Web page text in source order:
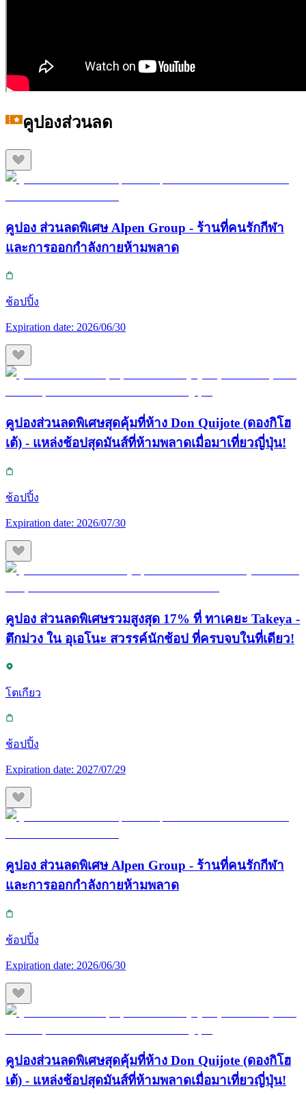
คูปองส่วนลด
คูปอง ส่วนลดพิเศษ Alpen Group - ร้านที่คนรักกีฬา
และการออกกำลังกายห้ามพลาด
ช้อปปิ้ง
Expiration date: 2026/06/30
คูปองส่วนลดพิเศษสุดคุ้มที่ห้าง Don Quijote (ดองกิโฮ
เต้) - แหล่งช้อปสุดมันส์ที่ห้ามพลาดเมื่อมาเที่ยวญี่ปุ่น!
ช้อปปิ้ง
Expiration date: 2026/07/30
คูปอง ส่วนลดพิเศษรวมสูงสุด 17% ที่ ทาเคยะ Takeya -
ตึกม่วง ใน อุเอโนะ สวรรค์นักช้อป ที่ครบจบในที่เดียว!
โตเกียว
ช้อปปิ้ง
Expiration date: 2027/07/29
คูปอง ส่วนลดพิเศษ Alpen Group - ร้านที่คนรักกีฬา
และการออกกำลังกายห้ามพลาด
ช้อปปิ้ง
Expiration date: 2026/06/30
คูปองส่วนลดพิเศษสุดคุ้มที่ห้าง Don Quijote (ดองกิโฮ
เต้) - แหล่งช้อปสุดมันส์ที่ห้ามพลาดเมื่อมาเที่ยวญี่ปุ่น!